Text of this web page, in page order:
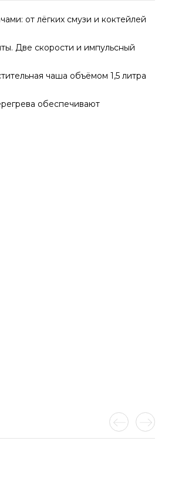
от лёгких смузи и коктейлей
Две скорости и импульсный
чаша объёмом 1,5 литра
обеспечивают